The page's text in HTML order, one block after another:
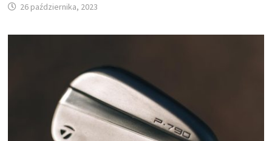
26 października, 2023